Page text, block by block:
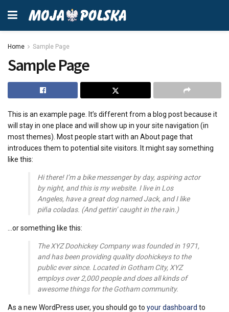
Home Sample Page
Sample Page
This is an example page. It’s different from a blog post because it
will stay in one place and will show up in your site navigation (in
most themes). Most people start with an About page that
introduces them to potential site visitors. It might say something
like this:
Hi there! I’m a bike messenger by day, aspiring actor
by night, and this is my website. I live in Los
Angeles, have a great dog named Jack, and I like
piña coladas. (And gettin’ caught in the rain.)
…or something like this:
The XYZ Doohickey Company was founded in 1971,
and has been providing quality doohickeys to the
public ever since. Located in Gotham City, XYZ
employs over 2,000 people and does all kinds of
awesome things for the Gotham community.
As a new WordPress user, you should go to your dashboard to